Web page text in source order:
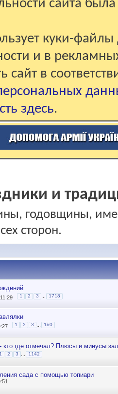
сайта
куки-файлы
и в
сайт в
здесь.
и
годовщины,
сторон.
1 2 3 1718
1 2 3 160
кто где отмечал? Плюсы и минусы
1 2 3 1142
сада с помощью топиари